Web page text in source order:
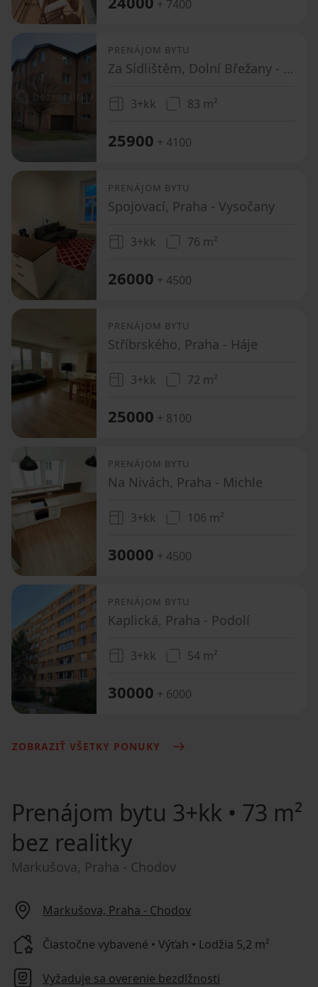
+ 7400
PRENÁJOM BYTU
Za Sídlištěm, Dolní Břežany - Dolní Břežany, Středočeský kraj
3+kk 83 m²
25900 + 4100
PRENÁJOM BYTU
Spojovací, Praha - Vysočany
3+kk 76 m²
26000 + 4500
PRENÁJOM BYTU
Stříbrského, Praha - Háje
3+kk 72 m²
25000 + 8100
PRENÁJOM BYTU
Na Nivách, Praha - Michle
3+kk 106 m²
30000 + 4500
PRENÁJOM BYTU
Kaplická, Praha - Podolí
3+kk 54 m²
30000 + 6000
ZOBRAZIŤ VŠETKY PONUKY
Prenájom bytu 3+kk • 73 m²
bez realitky
Markušova, Praha - Chodov
Markušova, Praha - Chodov
Čiastočne vybavené • Výťah • Lodžia 5,2 m²
Vyžaduje sa overenie bezdlžnosti